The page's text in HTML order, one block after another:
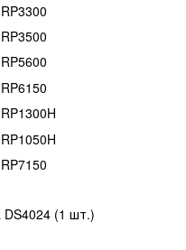
(1 шт.)